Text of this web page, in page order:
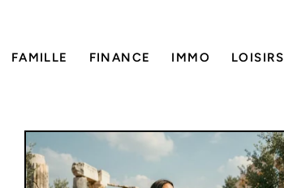
FAMILLE FINANCE IMMO LOISIRS